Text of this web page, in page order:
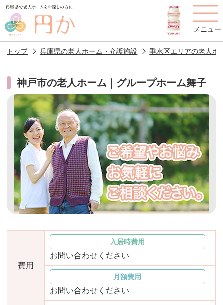
メニュー
老人ホームを
探す
円かについて 費用について
施設選びのポイント 施設をお探しの方へ
老人ホームの種類 よくあるご質問
スタッフ紹介 アクセス
相談者様の声 お役立ち情報
おすすめ施設特集 施設関係者の方へ
トップ 兵庫県の老人ホーム・介護施設 垂水区エリアの老人ホ
神戸市の老人ホーム｜グループホーム舞子
費用
入居時費用
お問い合わせください
月額費用
お問い合わせください